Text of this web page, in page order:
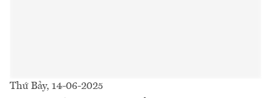
Thứ Bảy, 14-06-2025